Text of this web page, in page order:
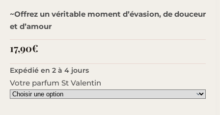
~Offrez un véritable moment d’évasion, de douceur
et d’amour
17,90€
Expédié en 2 à 4 jours
Votre parfum St Valentin